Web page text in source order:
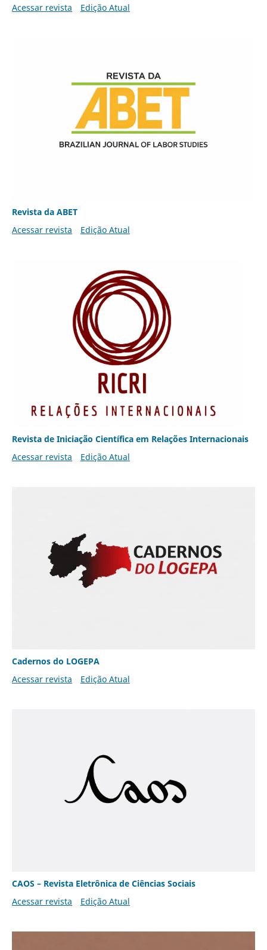
Acessar revista Edição Atual
Revista da ABET
Acessar revista
Edição Atual
Revista de Iniciação Científica em Relações Internacionais
Acessar revista
Edição Atual
Cadernos do LOGEPA
Acessar revista
Edição Atual
CAOS – Revista Eletrônica de Ciências Sociais
Acessar revista
Edição Atual